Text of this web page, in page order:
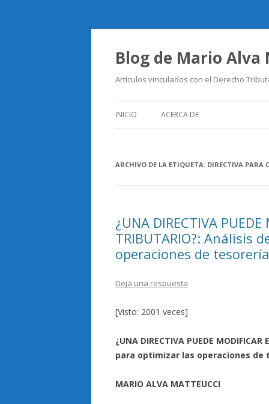
Blog de Mario Alva
Artículos vinculados con el Derecho
INICIO ACERCA DE
ARCHIVO DE LA ETIQUETA: DIRECTIVA PARA
¿UNA DIRECTIVA PUEDE
TRIBUTARIO?: Análisis
operaciones de
Deja una respuesta
[Visto: 2001 veces]
¿UNA DIRECTIVA PUEDE
para optimizar las operaciones de
MARIO ALVA MATTEUCCI